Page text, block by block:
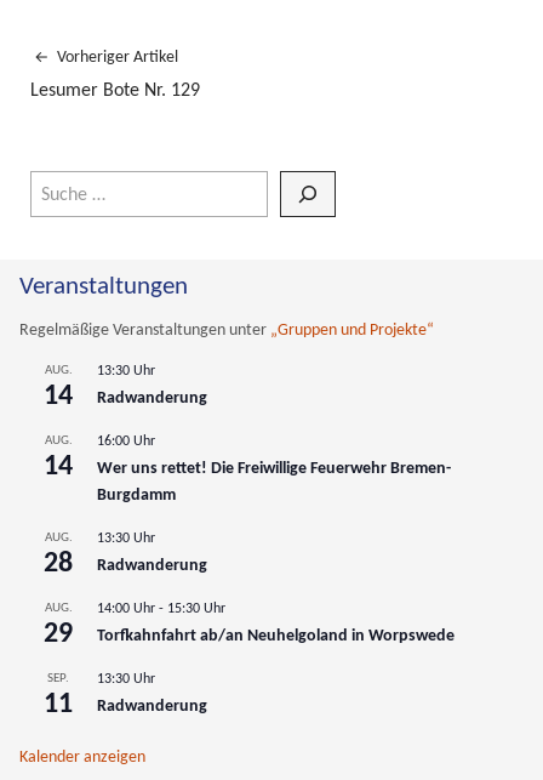
Vorheriger Artikel
Lesumer Bote Nr. 129
Veranstaltungen
Regelmäßige Veranstaltungen unter „Gruppen und Projekte“
AUG.
14
13:30 Uhr
Radwanderung
AUG.
14
16:00 Uhr
Wer uns rettet! Die Freiwillige Feuerwehr Bremen-
Burgdamm
AUG.
28
13:30 Uhr
Radwanderung
AUG.
29
14:00 Uhr - 15:30 Uhr
Torfkahnfahrt ab/an Neuhelgoland in Worpswede
SEP.
11
13:30 Uhr
Radwanderung
Kalender anzeigen